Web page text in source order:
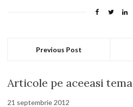
Previous Post
Articole pe aceeasi tema
21 septembrie 2012